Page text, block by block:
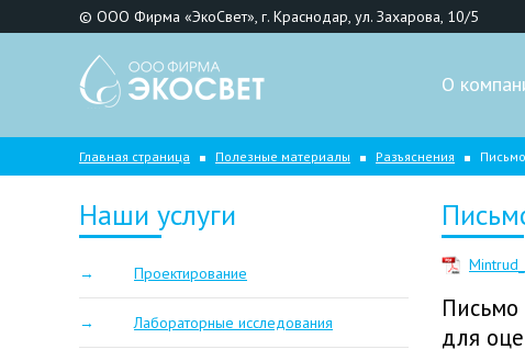
© ООО Фирма «ЭкоСвет», г. Краснодар, ул. Захарова, 10/5
О
Главная страница Полезные материалы Разъяснения
Наши услуги
Проектирование
Лабораторные исследования
Письмо
для